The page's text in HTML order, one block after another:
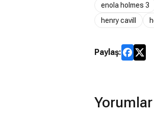
enola holmes 3
henry cavill
Paylaş: